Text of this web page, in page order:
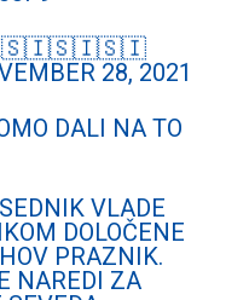
28, 2021
DALI NA TO
VLADE
DOLOČENE
PRAZNIK.
NAREDI ZA